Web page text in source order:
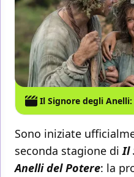
Il Signore degli
Sono iniziate
seconda stagione diIl
Anelli del Potere: la